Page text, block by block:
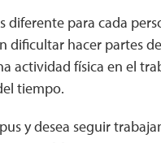
diferente para cada
dificultar hacer partes
actividad física en el
tiempo.
y desea seguir